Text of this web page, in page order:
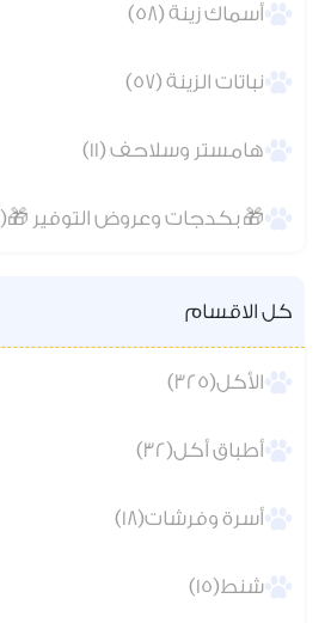
أسماك زينة (58)
نباتات الزينة (57)
هامستر وسلاحف (11)
🎁 بكدجات وعروض التوفير 🎁(6)
كل الاقسام
الأكل(325)
أطباق أكل(32)
أسرة وفرشات(18)
شنط(15)